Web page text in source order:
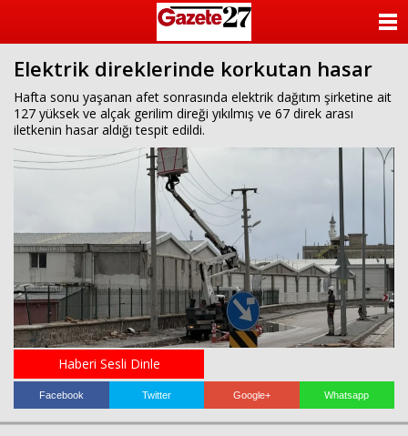
Elektrik direklerinde korkutan hasar
Hafta sonu yaşanan afet sonrasında elektrik dağıtım şirketine ait
127 yüksek ve alçak gerilim direği yıkılmış ve 67 direk arası
iletkenin hasar aldığı tespit edildi.
Haberi Sesli Dinle
Facebook Twitter Google+ Whatsapp
KATEGORİLER
YAZARLAR
VİDEO GALERİ
KÜNYE
İLETİŞİM